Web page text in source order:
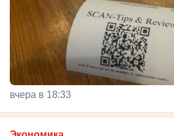
вчера в 18:33